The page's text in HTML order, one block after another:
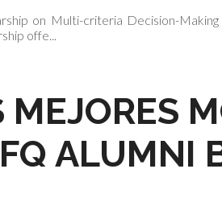
on Multi-criteria Decision-
offe...
MEJORES
ALUMNI